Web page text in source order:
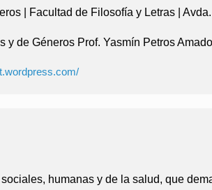
| Facultad de Filosofía y Letras |
y de Géneros Prof. Yasmín Petros Amado
wordpress.com/
humanas y de la salud, que